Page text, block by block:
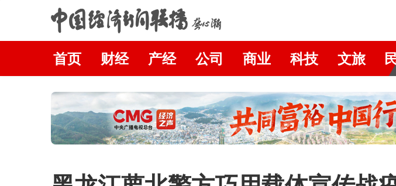
首页 财经 产经 公司 商业 科技 文旅